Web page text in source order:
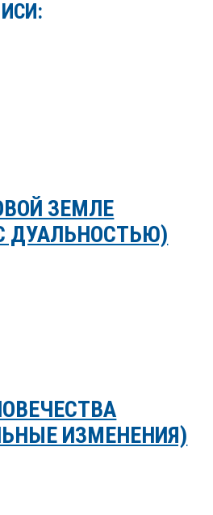
ЗЕМЛЕ
ДУАЛЬНОСТЬЮ)
ИЗМЕНЕНИЯ)